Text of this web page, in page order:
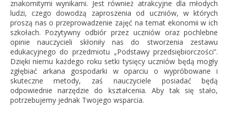
znakomitymi wynikami. Jest również atrakcyjne dla młodych
ludzi, czego dowodzą zaproszenia od uczniów, w których
proszą nas o przeprowadzenie zajęć na temat ekonomii w ich
szkołach. Pozytywny odbiór przez uczniów oraz pochlebne
opinie nauczycieli skłoniły nas do stworzenia zestawu
edukacyjnego do przedmiotu „Podstawy przedsiębiorczości”.
Dzięki niemu każdego roku setki tysięcy uczniów będą mogły
zgłębiać arkana gospodarki w oparciu o wypróbowane i
skuteczne metody, zaś nauczyciele posiadać będą
odpowiednie narzędzie do kształcenia. Aby tak się stało,
potrzebujemy jednak Twojego wsparcia.